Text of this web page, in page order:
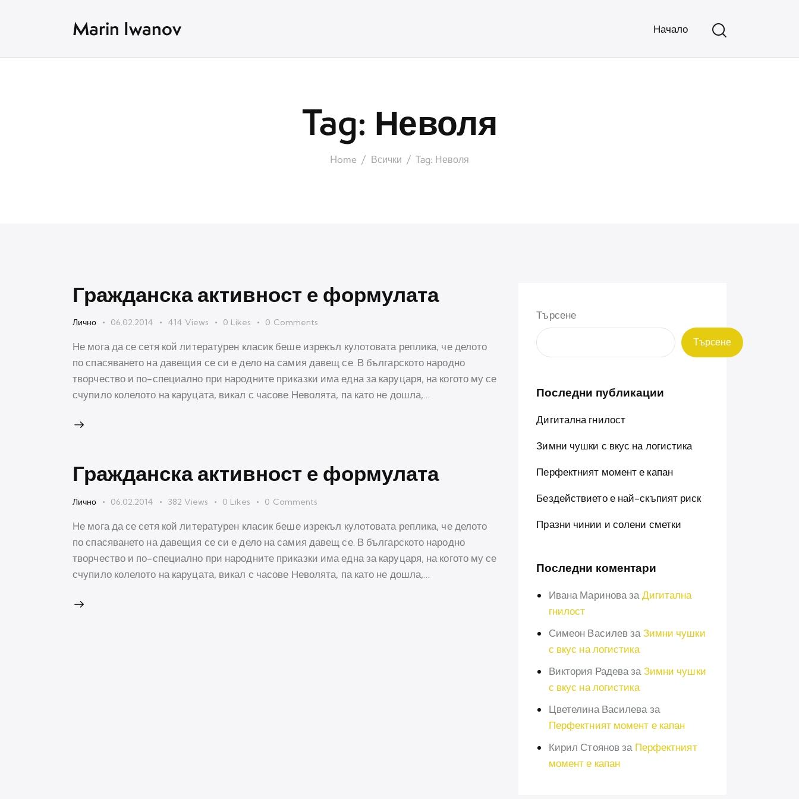
Marin Iwanov Начало
Tag: Неволя
Home Всички Tag: Неволя
Гражданска активност е формулата
Лично 06.02.2014 414 Views 0 Likes 0 Comments
Не мога да се сетя кой литературен класик беше изрекъл кулотовата реплика, че делото
по спасяването на давещия се си е дело на самия давещ се. В българското народно
творчество и по-специално при народните приказки има една за каруцаря, на когото му се
счупило колелото на каруцата, викал с часове Неволята, па като не дошла,…
Гражданска активност е формулата
Лично 06.02.2014 382 Views 0 Likes 0 Comments
Не мога да се сетя кой литературен класик беше изрекъл кулотовата реплика, че делото
по спасяването на давещия се си е дело на самия давещ се. В българското народно
творчество и по-специално при народните приказки има една за каруцаря, на когото му се
счупило колелото на каруцата, викал с часове Неволята, па като не дошла,…
Търсене
Търсене
Последни публикации
Дигитална гнилост
Зимни чушки с вкус на логистика
Перфектният момент е капан
Бездействието е най-скъпият риск
Празни чинии и солени сметки
Последни коментари
Ивана Мариноваза Дигитална
гнилост
Симеон Василевза Зимни чушки
с вкус на логистика
Виктория Радеваза Зимни чушки
с вкус на логистика
Цветелина Василева за
Перфектният момент е капан
Кирил Стояновза Перфектният
момент е капан